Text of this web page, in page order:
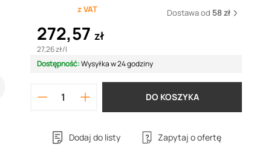
z VAT Dostawa od 58 zł
272,57 zł
27,26 zł/l
Dostępność:Wysyłka w 24 godziny
DO KOSZYKA
Dodaj do listy Zapytaj o ofertę